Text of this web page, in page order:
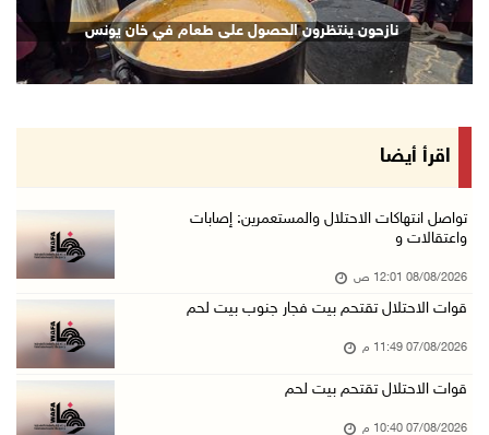
قوات الاحتلال تغلق مداخل يعبد جنوب غرب جنين
07/آب/2026 10:15 م
الاحتلال يعيق تنقل المواطنين ويقتحم بلدات شرق ...
إصابة مواطنين في اعتداء للمستعمرين في بيت دجن
نادي الأسير: تجديد أمرَ منع زيارات الأسرى إجر ...
مستعمرون يهاجمون قرية أبو نجيم ويصيبون مواطني ...
07/آب/2026 08:08 م
مستعمرون يهاجمون مساكن المواطنين في خربة الحم ...
07/آب/2026 07:09 م
بعد تجديد منع زيارات المعتقلين: أبو الحمص يدع ...
نازحون ينتظرون الحصول على طعام في خان يونس
اقرأ أيضا
تواصل انتهاكات الاحتلال والمستعمرين: إصابات
واعتقالات و
08/08/2026 12:01 ص
قوات الاحتلال تقتحم بيت فجار جنوب بيت لحم
07/08/2026 11:49 م
قوات الاحتلال تقتحم بيت لحم
07/08/2026 10:40 م